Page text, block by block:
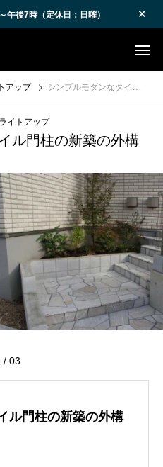
後7時（定休日：日曜）
アップ シンプルモダンなタイル門柱の新築の外構
ライトアップ
ル門柱の新築の外構
/ 03
ル門柱の新築の外構